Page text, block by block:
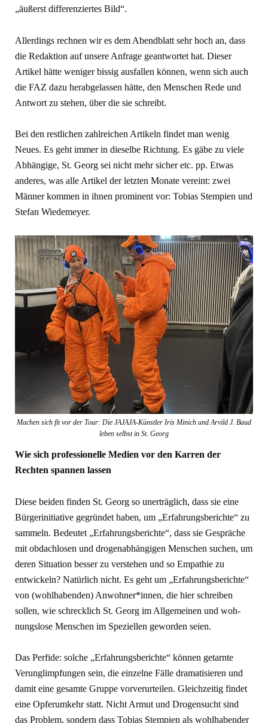
„äußerst differenziertes Bild“.
Allerdings rechnen wir es dem Abendblatt sehr hoch an, dass
die Re­daktion auf unsere Anfrage geantwor­tet hat. Dieser
Artikel hätte weniger bissig ausfallen können, wenn sich auch
die FAZ dazu herabgelassen hätte, den Menschen Rede und
Ant­wort zu stehen, über die sie schreibt.
Bei den restlichen zahlreichen Arti­keln findet man wenig
Neues. Es geht immer in dieselbe Richtung. Es gäbe zu viele
Abhängige, St. Georg sei nicht mehr sicher etc. pp. Etwas
anderes, was alle Artikel der letzten Monate ver­eint: zwei
Männer kommen in ihnen prominent vor: Tobias Stempien und
Stefan Wiedemeyer.
Machen sich fit vor der Tour: Die JAJAJA-Künstler Iris Minich und Arvild J. Baud
leben selbst in St. Georg
Wie sich professionelle Medien vor den Karren der
Rechten spannen lassen
Diese beiden finden St. Georg so un­erträglich, dass sie eine
Bürgerinitiative gegründet haben, um „Erfahrungs­berichte“ zu
sammeln. Bedeutet „Er­fahrungsberichte“, dass sie Gespräche
mit obdachlosen und drogenabhängi­gen Menschen suchen, um
deren Si­tuation besser zu verstehen und so Em­pathie zu
entwickeln? Natürlich nicht. Es geht um „Erfahrungsberichte“
von (wohlhabenden) Anwohner*innen, die hier schreiben
sollen, wie schrecklich St. Georg im Allgemeinen und woh­
nungslose Menschen im Speziellen ge­worden seien.
Das Perfide: solche „Erfahrungs­berichte“ können getarnte
Verunglimpfungen sein, die einzelne Fälle dramatisieren und
damit eine gesamte Gruppe vorverurteilen. Gleichzeitig findet
eine Opferumkehr statt. Nicht Armut und Drogensucht sind
das Pro­blem, sondern dass Tobias Stempien als wohlhabender